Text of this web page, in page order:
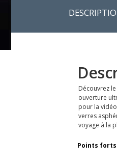
Découvrez
ouverture
pour la
verres
voyage à la
Points forts